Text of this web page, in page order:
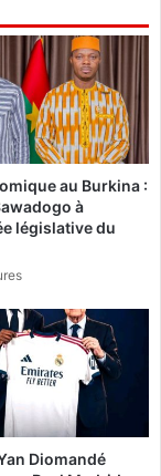
au Burkina :
à
législative du
Diomandé